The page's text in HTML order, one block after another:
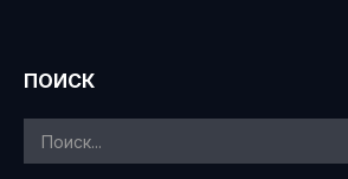
ПОИСК